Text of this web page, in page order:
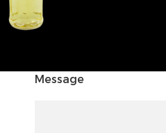
Message